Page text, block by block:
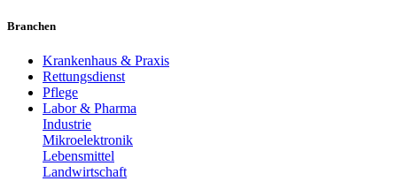
Branchen
Krankenhaus & Praxis
Rettungsdienst
Pflege
Labor & Pharma
Industrie
Mikroelektronik
Lebensmittel
Landwirtschaft